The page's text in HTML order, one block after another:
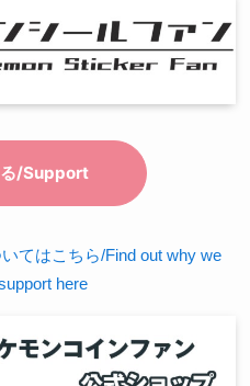
てはこちら/Find out why we
here